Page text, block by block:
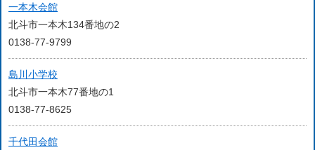
一本木会館
北斗市一本木134番地の2
0138-77-9799
島川小学校
北斗市一本木77番地の1
0138-77-8625
千代田会館